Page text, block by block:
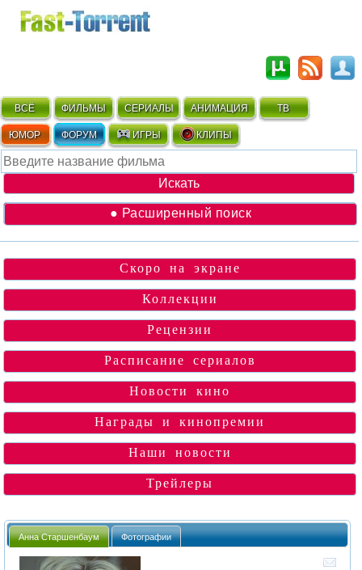
ВСЁ ФИЛЬМЫ СЕРИАЛЫ АНИМАЦИЯ ТВ
ЮМОР ФОРУМ ИГРЫ КЛИПЫ
● Расширенный поиск
Скоро на экране
Коллекции
Рецензии
Расписание сериалов
Новости кино
Награды и кинопремии
Наши новости
Трейлеры
Анна Старшенбаум Фотографии